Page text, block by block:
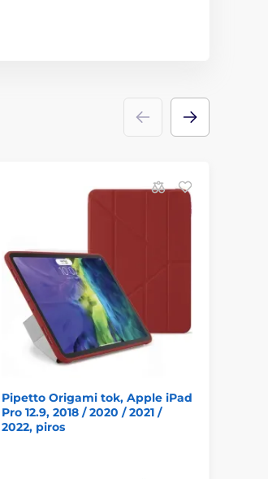
Pipetto Origami tok, Apple iPad
Pro 12.9, 2018 / 2020 / 2021 /
2022, piros